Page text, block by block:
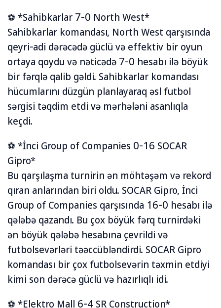
⚽ *Sahibkarlar 7-0 North West*
Sahibkarlar komandası, North West qarşısında
qeyri-adi dərəcədə güclü və effektiv bir oyun
ortaya qoydu və nəticədə 7-0 hesabı ilə böyük
bir fərqlə qalib gəldi. Sahibkarlar komandası
hücumlarını düzgün planlayaraq əsl futbol
sərgisi təqdim etdi və mərhələni asanlıqla
keçdi.
⚽ *İnci Group of Companies 0-16 SOCAR
Gipro*
Bu qarşılaşma turnirin ən möhtəşəm və rekord
qıran anlarından biri oldu. SOCAR Gipro, İnci
Group of Companies qarşısında 16-0 hesabı ilə
qələbə qazandı. Bu çox böyük fərq turnirdəki
ən böyük qələbə hesabına çevrildi və
futbolsevərləri təəccübləndirdi. SOCAR Gipro
komandası bir çox futbolsevərin təxmin etdiyi
kimi son dərəcə güclü və hazırlıqlı idi.
⚽ *Elektro Mall 6-4 SR Construction*